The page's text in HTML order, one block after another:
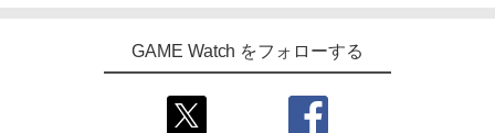
GAME Watch をフォローする